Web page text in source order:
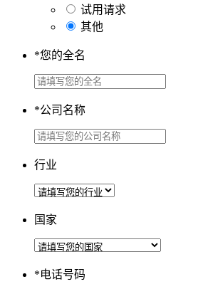
试用请求
其他
*您的全名
*公司名称
行业
国家
*电话号码